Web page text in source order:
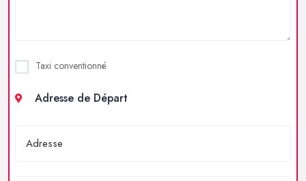
Taxi conventionné
Adresse de Départ